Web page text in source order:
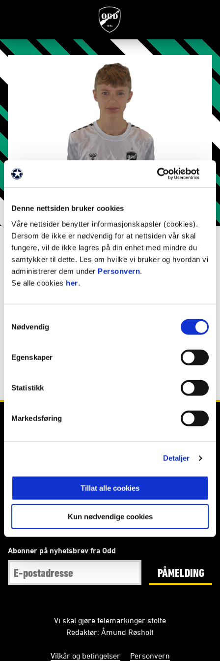
Denne nettsiden bruker cookies
Våre nettsider benytter informasjonskapsler (cookies).
Dersom de ikke er nødvendig for at nettsiden vår skal
fungere, vil de ikke lagres på din enhet med mindre du
samtykker til dette. Les om hvilke vi bruker og hvordan vi
administrerer dem under Personvern.
Se alle cookies her.
Nødvendig
Egenskaper
Statistikk
Markedsføring
Detaljer
Tillat alle cookies
Kun nødvendige cookies
Erik Lofthus Bratli
FORSVARSSPILLER
Nasjonalitet
Tidligere klubber: Fossum
Facebook Instagram Twitter
Abonner på nyhetsbrev fra Odd
PÅMELDING
Vi skal gjøre telemarkinger stolte
Redaktør: Åmund Røsholt
Vilkår og betingelser Personvern